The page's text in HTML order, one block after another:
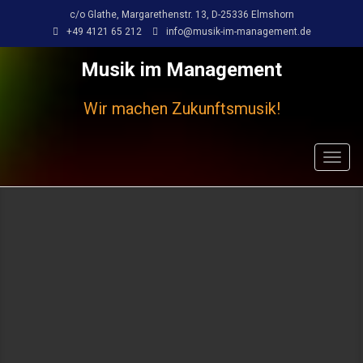
c/o Glathe, Margarethenstr. 13, D-25336 Elmshorn
+49 4121 65 212
info@musik-im-management.de
Musik im Management
Wir machen Zukunftsmusik!